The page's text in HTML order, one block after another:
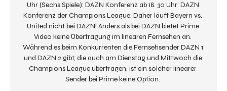
Uhr (Sechs Spiele): DAZN Konferenz ab 18. 30 Uhr: DAZN
Konferenz der Champions League: Daher läuft Bayern vs.
United nicht bei DAZN! Anders als bei DAZN bietet Prime
Video keine Übertragung im linearen Fernsehen an.
Während es beim Konkurrenten die Fernsehsender DAZN 1
und DAZN 2 gibt, die auch am Dienstag und Mittwoch die
Champions League übertragen, ist ein solcher linearer
Sender bei Prime keine Option.